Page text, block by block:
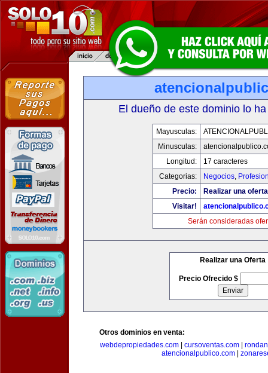
El dueño de este dominio lo
Mayusculas:
Minusculas:
Longitud:
17 caracteres
Categorias:
Negocios,
Precio:
Realizar una
Visitar!
Serán consideradas
Realizar una Oferta
Precio Ofrecido $
Otros dominios en venta:
webdepropiedades.com| cursoventas.com|
atencionalpublico.com